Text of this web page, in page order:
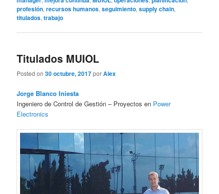
profesión,recursos humanos,seguimiento,supply chain,
titulados,trabajo
Titulados MUIOL
Posted on30 octubre, 2017porAlex
Jorge Blanco Iniesta
Ingeniero de Control de Gestión – Proyectos en Power
Electronics